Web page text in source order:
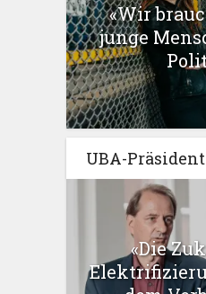
«Wir
junge
UBA-
«Die